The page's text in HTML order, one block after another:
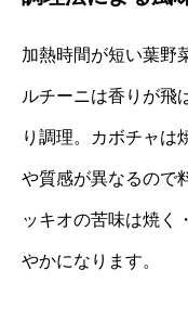
加熱時間が短い葉野
ルチーニは香りが飛
り調理。カボチャは
や質感が異なるので
ッキオの苦味は焼く
やかになります。